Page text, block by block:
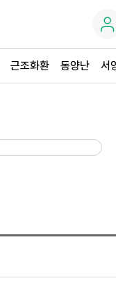
근조화환 동양난 서